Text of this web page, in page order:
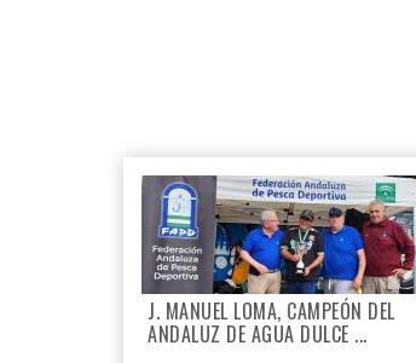
J. MANUEL LOMA, CAMPEÓN DEL
ANDALUZ DE AGUA DULCE ...